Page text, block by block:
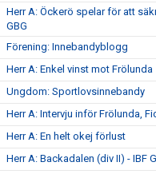
Herr A: Öckerö spelar för att
GBG
Förening: Innebandyblogg
Herr A: Enkel vinst mot Frölunda
Ungdom: Sportlovsinnebandy
Herr A: Intervju inför Frölunda,
Herr A: En helt okej förlust
Herr A: Backadalen (div II) - IBF